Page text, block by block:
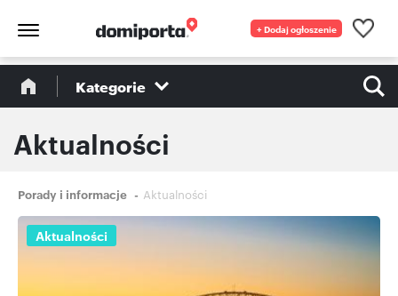
+ Dodaj ogłoszenie
Kategorie
Aktualności
Ścieżka
nawigacyjna
Porady i informacje Aktualności
Aktualności